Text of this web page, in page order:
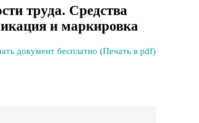
труда. Средства
и маркировка
документ бесплатно (Печать в pdf)